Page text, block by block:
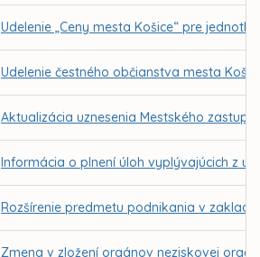
Udelenie „Ceny mesta Košice“ pre
Udelenie čestného občianstva mesta
Aktualizácia uznesenia Mestského
Informácia o plnení úloh vyplývajúcich z
Rozšírenie predmetu podnikania v
Zmena v zložení orgánov neziskovej